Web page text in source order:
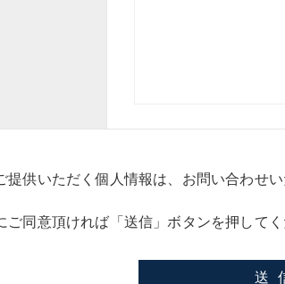
提供いただく個人情報は、お問い合わせ
ご同意頂ければ「送信」ボタンを押してく